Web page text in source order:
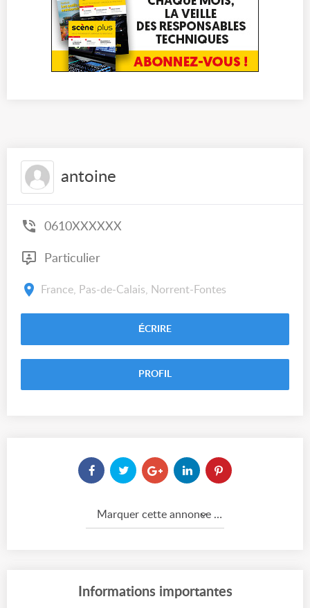
antoine
0610XXXXXX
Particulier
France, Pas-de-Calais, Norrent-Fontes
ÉCRIRE
PROFIL
Marquer cette annonce comme...
Informations importantes